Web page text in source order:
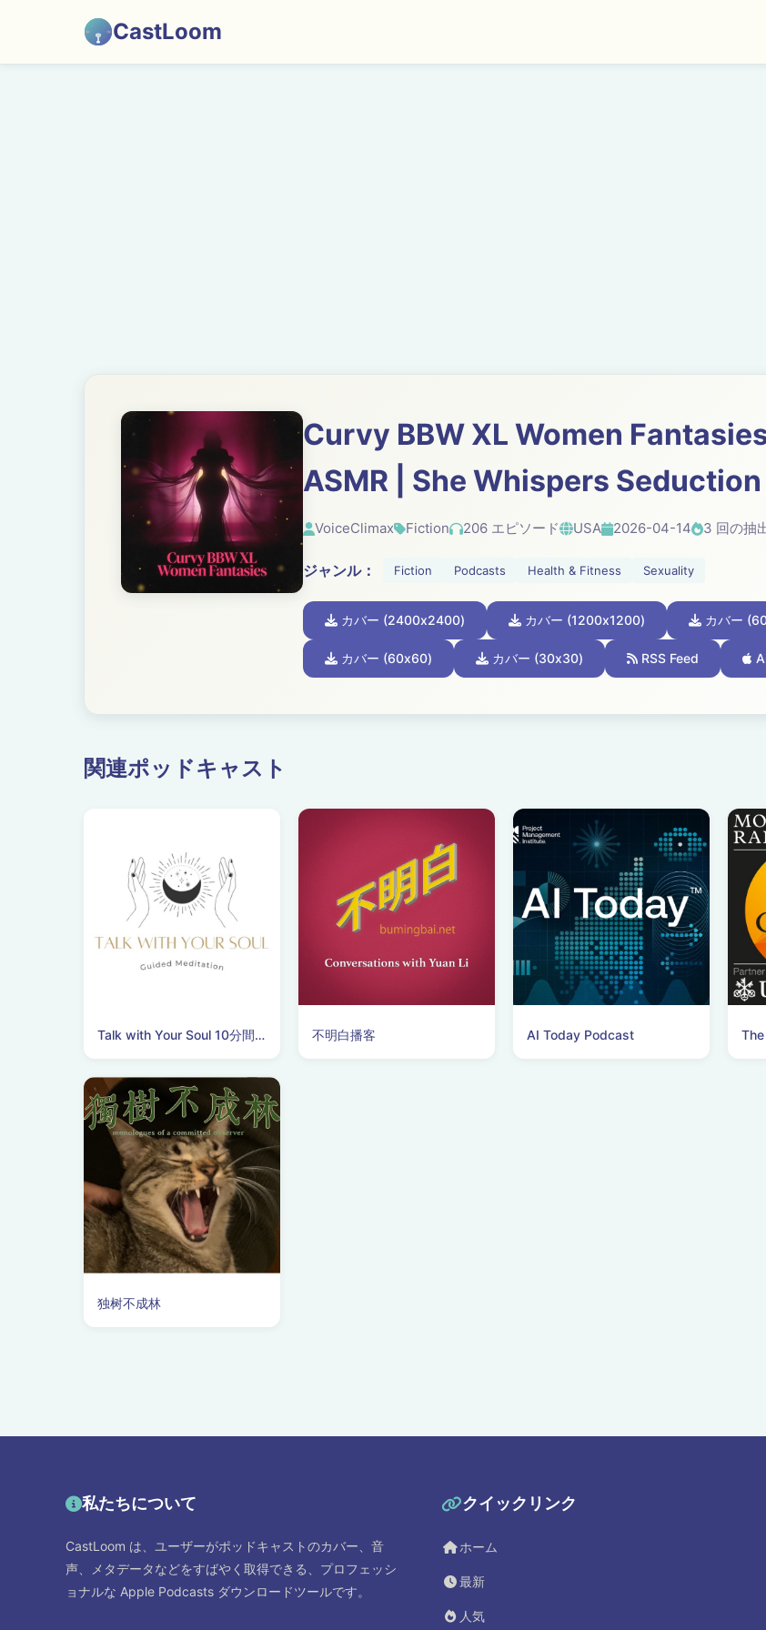
CastLoom
Curvy BBW XL Women
ASMR | She Whispers
VoiceClimax Fiction 206 エピソード USA 2026-04-14 3 回の抽
ジャンル： Fiction Podcasts Health & Fitness Sexuality
カバー (2400x2400) カバー (1200x1200) カバー
カバー (60x60) カバー (30x30) RSS Feed
関連ポッドキャスト
Talk with Your Soul 10分間瞑想 不明白播客 AI Today Podcast
独树不成林
私たちについて
CastLoom は、ユーザーがポッドキャストのカバー、音
声、メタデータなどをすばやく取得できる、プロフェッシ
ョナルな Apple Podcasts ダウンロードツールです。
クイックリンク
ホーム
最新
人気